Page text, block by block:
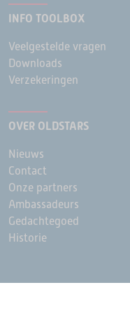
INFO TOOLBOX
Veelgestelde vragen
Downloads
Verzekeringen
OVER OLDSTARS
Nieuws
Contact
Onze partners
Ambassadeurs
Gedachtegoed
Historie